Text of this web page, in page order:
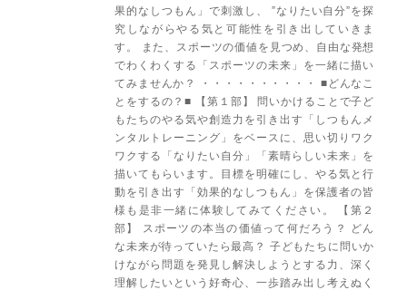
果的なしつもん」で刺激し、 ”なりたい自分”を探
究しながらやる気と可能性を引き出していきま
す。 また、スポーツの価値を見つめ、自由な発想
でわくわくする「スポーツの未来」を一緒に描い
てみませんか？ ・・・・・・・・・・ ■どんなこ
とをするの？■ 【第１部】 問いかけることで子ど
もたちのやる気や創造力を引き出す「しつもんメ
ンタルトレーニング」をベースに、思い切りワク
ワクする「なりたい自分」「素晴らしい未来」を
描いてもらいます。目標を明確にし、やる気と行
動を引き出す「効果的なしつもん」を保護者の皆
様も是非一緒に体験してみてください。 【第２
部】 スポーツの本当の価値って何だろう？ どん
な未来が待っていたら最高？ 子どもたちに問いか
けながら問題を発見し解決しようとする力、深く
理解したいという好奇心、一歩踏み出し考えぬく